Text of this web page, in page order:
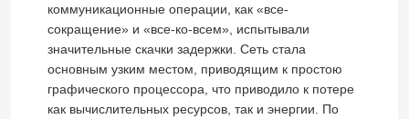
коммуникационные операции, как «все-
сокращение» и «все-ко-всем», испытывали
значительные скачки задержки. Сеть стала
основным узким местом, приводящим к простою
графического процессора, что приводило к потере
как вычислительных ресурсов, так и энергии. По